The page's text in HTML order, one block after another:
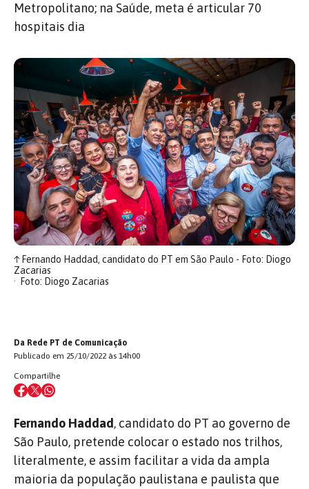
Metropolitano; na Saúde, meta é articular 70
hospitais dia
↑Fernando Haddad, candidato do PT em São Paulo - Foto: Diogo
Zacarias
Foto: Diogo Zacarias
Da Rede PT de Comunicação
Publicado em 25/10/2022 às 14h00
Compartilhe
Fernando Haddad, candidato do PT ao governo de
São Paulo, pretende colocar o estado nos trilhos,
literalmente, e assim facilitar a vida da ampla
maioria da população paulistana e paulista que